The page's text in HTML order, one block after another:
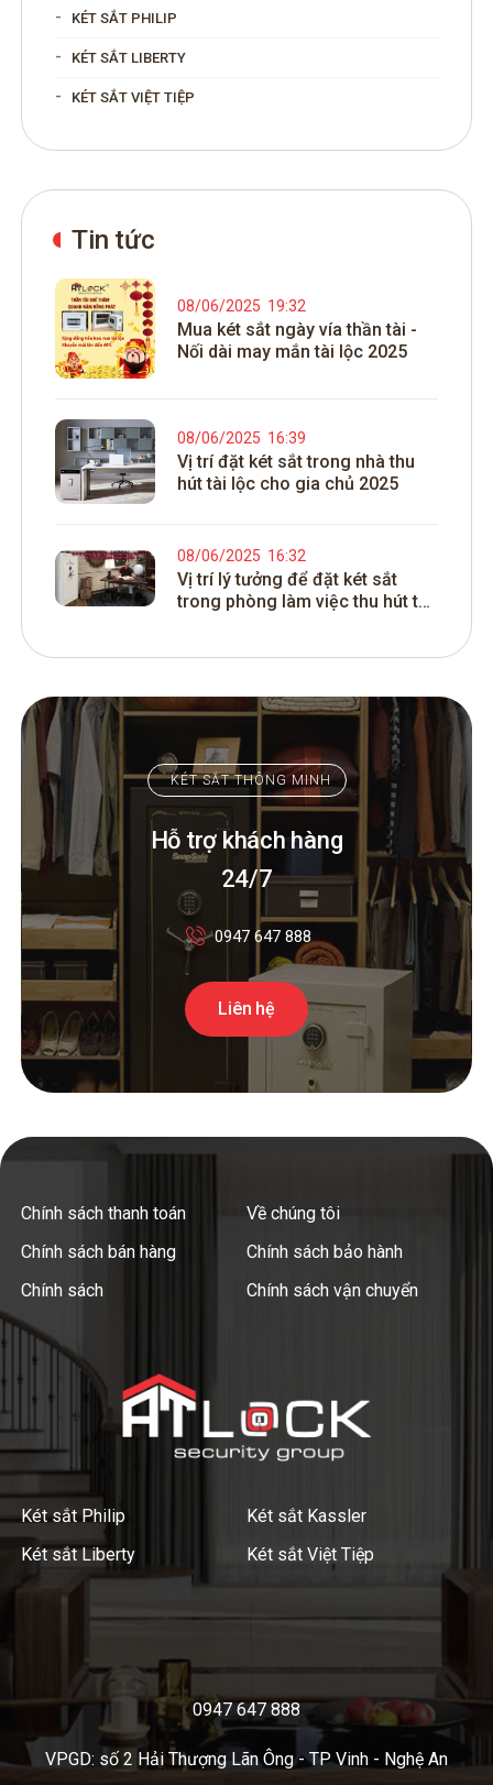
KÉT SẮT PHILIP
KÉT SẮT LIBERTY
KÉT SẮT VIỆT TIỆP
Tin tức
08/06/2025 19:32
Mua két sắt ngày vía thần tài -
Nối dài may mắn tài lộc 2025
08/06/2025 16:39
Vị trí đặt két sắt trong nhà thu
hút tài lộc cho gia chủ 2025
08/06/2025 16:32
Vị trí lý tưởng để đặt két sắt
trong phòng làm việc thu hút tài
KÉT SẮT THÔNG MINH
Hỗ trợ khách hàng
24/7
0947 647 888
Liên hệ
Chính sách thanh toán
Về chúng tôi
Chính sách bán hàng
Chính sách bảo hành
Chính sách
Chính sách vận chuyển
Két sắt Philip
Két sắt Kassler
Két sắt Liberty
Két sắt Việt Tiệp
0947 647 888
VPGD: số 2 Hải Thượng Lãn Ông - TP Vinh - Nghệ An